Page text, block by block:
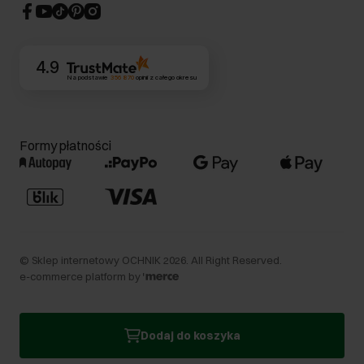
Dodaj do koszyka
CSR
4.9
Na podstawie 356 870opinii z całego okresu
Formy płatności
© Sklep internetowy OCHNIK 2026 . All Right Reserved.
e-commerce platform by